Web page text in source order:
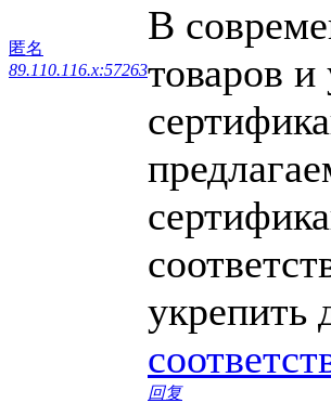
匿名
89.110.116.x:57263
В
товаров
укрепить
回复